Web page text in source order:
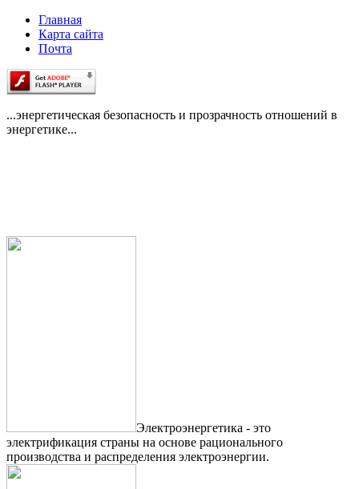
Главная
Карта сайта
Почта
...энергетическая безопасность и прозрачность отношений в
энергетике...
Электроэнергетика - это
электрификация страны на основе рационального
производства и распределения электроэнергии.